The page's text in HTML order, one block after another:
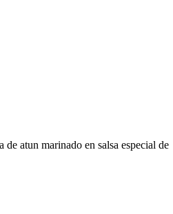
atun marinado en salsa especial de